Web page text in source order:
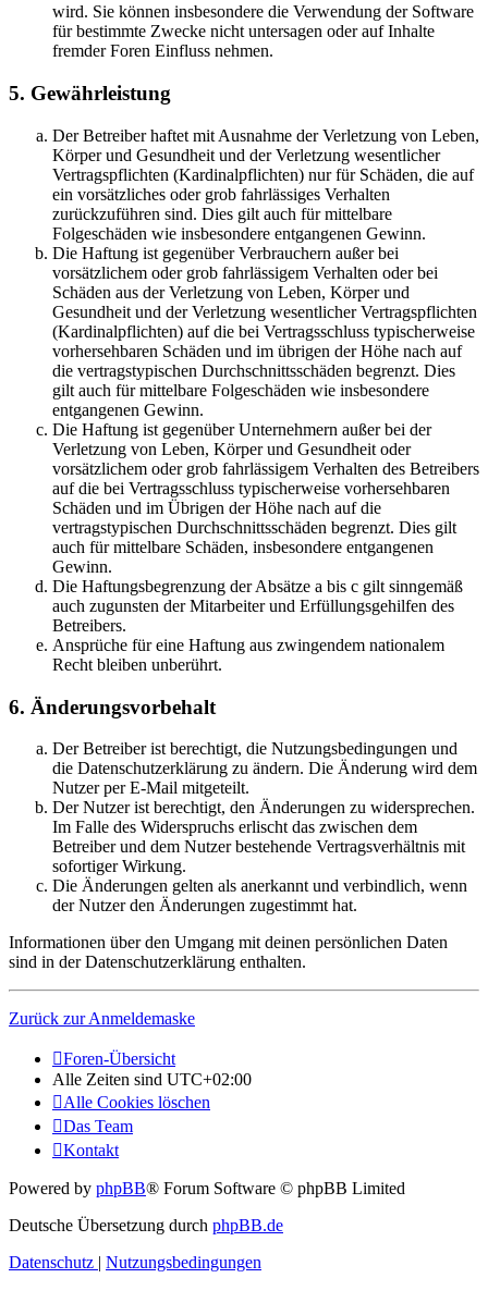
wird. Sie können insbesondere die Verwendung der Software
für bestimmte Zwecke nicht untersagen oder auf Inhalte
fremder Foren Einfluss nehmen.
5. Gewährleistung
Der Betreiber haftet mit Ausnahme der Verletzung von Leben,
Körper und Gesundheit und der Verletzung wesentlicher
Vertragspflichten (Kardinalpflichten) nur für Schäden, die auf
ein vorsätzliches oder grob fahrlässiges Verhalten
zurückzuführen sind. Dies gilt auch für mittelbare
Folgeschäden wie insbesondere entgangenen Gewinn.
Die Haftung ist gegenüber Verbrauchern außer bei
vorsätzlichem oder grob fahrlässigem Verhalten oder bei
Schäden aus der Verletzung von Leben, Körper und
Gesundheit und der Verletzung wesentlicher Vertragspflichten
(Kardinalpflichten) auf die bei Vertragsschluss typischerweise
vorhersehbaren Schäden und im übrigen der Höhe nach auf
die vertragstypischen Durchschnittsschäden begrenzt. Dies
gilt auch für mittelbare Folgeschäden wie insbesondere
entgangenen Gewinn.
Die Haftung ist gegenüber Unternehmern außer bei der
Verletzung von Leben, Körper und Gesundheit oder
vorsätzlichem oder grob fahrlässigem Verhalten des Betreibers
auf die bei Vertragsschluss typischerweise vorhersehbaren
Schäden und im Übrigen der Höhe nach auf die
vertragstypischen Durchschnittsschäden begrenzt. Dies gilt
auch für mittelbare Schäden, insbesondere entgangenen
Gewinn.
Die Haftungsbegrenzung der Absätze a bis c gilt sinngemäß
auch zugunsten der Mitarbeiter und Erfüllungsgehilfen des
Betreibers.
Ansprüche für eine Haftung aus zwingendem nationalem
Recht bleiben unberührt.
6. Änderungsvorbehalt
Der Betreiber ist berechtigt, die Nutzungsbedingungen und
die Datenschutzerklärung zu ändern. Die Änderung wird dem
Nutzer per E-Mail mitgeteilt.
Der Nutzer ist berechtigt, den Änderungen zu widersprechen.
Im Falle des Widerspruchs erlischt das zwischen dem
Betreiber und dem Nutzer bestehende Vertragsverhältnis mit
sofortiger Wirkung.
Die Änderungen gelten als anerkannt und verbindlich, wenn
der Nutzer den Änderungen zugestimmt hat.
Informationen über den Umgang mit deinen persönlichen Daten
sind in der Datenschutzerklärung enthalten.
Zurück zur Anmeldemaske
Foren-Übersicht
Alle Zeiten sind UTC+02:00
Alle Cookies löschen
Das Team
Kontakt
Powered by phpBB® Forum Software © phpBB Limited
Deutsche Übersetzung durch phpBB.de
Datenschutz | Nutzungsbedingungen